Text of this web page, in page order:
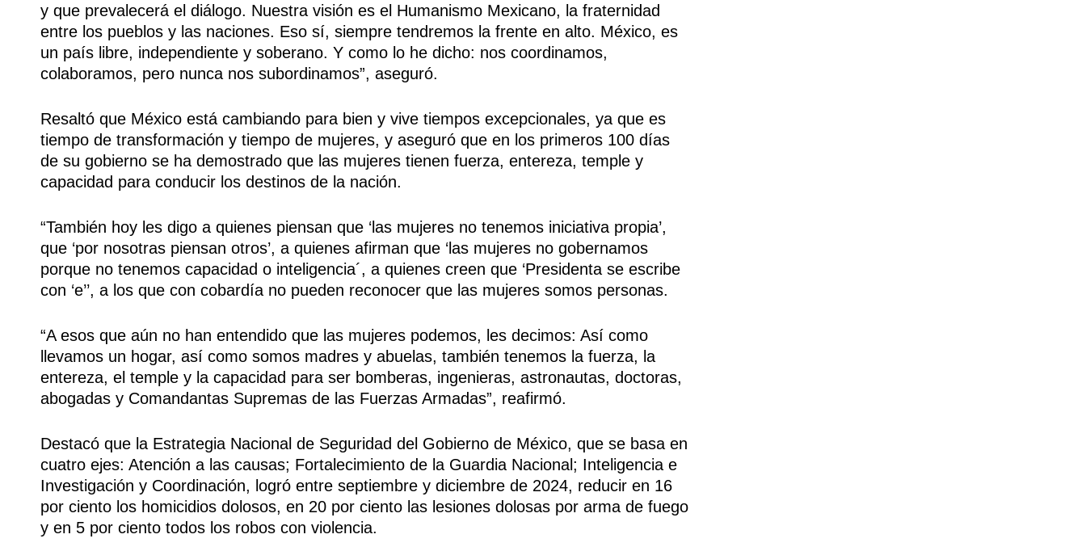
y que prevalecerá el diálogo. Nuestra visión es el Humanismo Mexicano, la fraternidad
entre los pueblos y las naciones. Eso sí, siempre tendremos la frente en alto. México, es
un país libre, independiente y soberano. Y como lo he dicho: nos coordinamos,
colaboramos, pero nunca nos subordinamos”, aseguró.
Resaltó que México está cambiando para bien y vive tiempos excepcionales, ya que es
tiempo de transformación y tiempo de mujeres, y aseguró que en los primeros 100 días
de su gobierno se ha demostrado que las mujeres tienen fuerza, entereza, temple y
capacidad para conducir los destinos de la nación.
“También hoy les digo a quienes piensan que ‘las mujeres no tenemos iniciativa propia’,
que ‘por nosotras piensan otros’, a quienes afirman que ‘las mujeres no gobernamos
porque no tenemos capacidad o inteligencia´, a quienes creen que ‘Presidenta se escribe
con ‘e’’, a los que con cobardía no pueden reconocer que las mujeres somos personas.
“A esos que aún no han entendido que las mujeres podemos, les decimos: Así como
llevamos un hogar, así como somos madres y abuelas, también tenemos la fuerza, la
entereza, el temple y la capacidad para ser bomberas, ingenieras, astronautas, doctoras,
abogadas y Comandantas Supremas de las Fuerzas Armadas”, reafirmó.
Destacó que la Estrategia Nacional de Seguridad del Gobierno de México, que se basa en
cuatro ejes: Atención a las causas; Fortalecimiento de la Guardia Nacional; Inteligencia e
Investigación y Coordinación, logró entre septiembre y diciembre de 2024, reducir en 16
por ciento los homicidios dolosos, en 20 por ciento las lesiones dolosas por arma de fuego
y en 5 por ciento todos los robos con violencia.